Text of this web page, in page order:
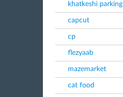
khatkeshi parking
capcut
cp
flezyaab
mazemarket
cat food